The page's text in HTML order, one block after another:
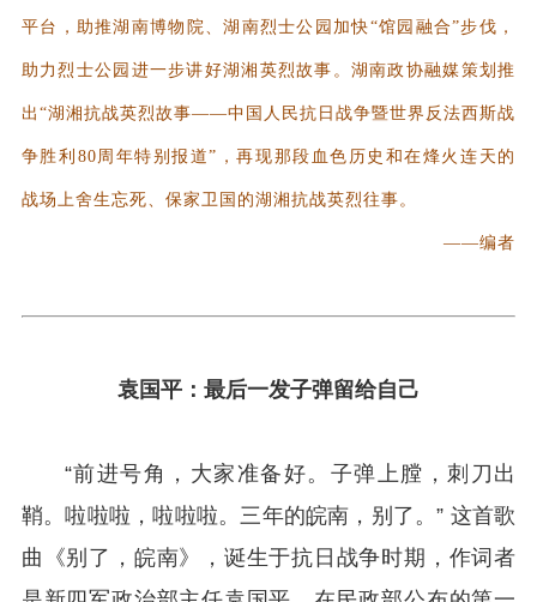
平台，助推湖南博物院、湖南烈士公园加快“馆园融合”步伐，
助力烈士公园进一步讲好湖湘英烈故事。湖南政协融媒策划推
出“湖湘抗战英烈故事——中国人民抗日战争暨世界反法西斯战
争胜利80周年特别报道”，再现那段血色历史和在烽火连天的
战场上舍生忘死、保家卫国的湖湘抗战英烈往事。
——编者
袁国平：最后一发子弹留给自己
“前进号角，大家准备好。子弹上膛，刺刀出
鞘。啦啦啦，啦啦啦。三年的皖南，别了。” 这首歌
曲《别了，皖南》，诞生于抗日战争时期，作词者